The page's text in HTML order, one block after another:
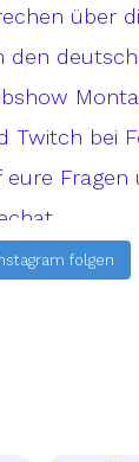
folgen